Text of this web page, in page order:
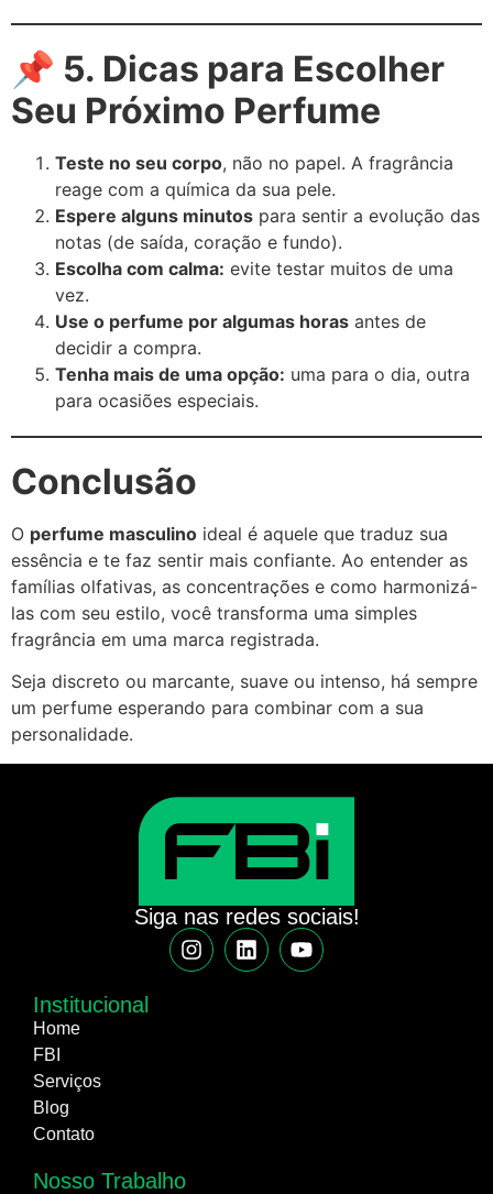
📌 5. Dicas para Escolher
Seu Próximo Perfume
Teste no seu corpo, não no papel. A fragrância
reage com a química da sua pele.
Espere alguns minutos para sentir a evolução das
notas (de saída, coração e fundo).
Escolha com calma: evite testar muitos de uma
vez.
Use o perfume por algumas horas antes de
decidir a compra.
Tenha mais de uma opção: uma para o dia, outra
para ocasiões especiais.
Conclusão
O perfume masculino ideal é aquele que traduz sua
essência e te faz sentir mais confiante. Ao entender as
famílias olfativas, as concentrações e como harmonizá-
las com seu estilo, você transforma uma simples
fragrância em uma marca registrada.
Seja discreto ou marcante, suave ou intenso, há sempre
um perfume esperando para combinar com a sua
personalidade.
Siga nas redes sociais!
Institucional
Home
FBI
Serviços
Blog
Contato
Nosso Trabalho